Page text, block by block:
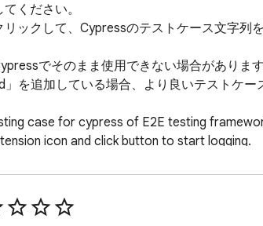
ください。
ックして、Cypressのテストケース文字列を
でそのまま使用できない場合がありま
を追加している場合、より良いテストケー
case for cypress of E2E testing
icon and click button to start logging.
and view cypress test case strings.
usable for cypress. But you can